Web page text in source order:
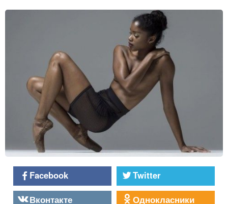
Facebook
Twitter
Вконтакте
Однокласники